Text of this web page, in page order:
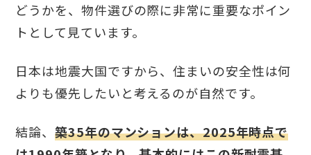
どうかを、物件選びの際に非常に重要なポイン
トとして見ています。
日本は地震大国ですから、住まいの安全性は何
よりも優先したいと考えるのが自然です。
結論、築35年のマンションは、2025年時点で